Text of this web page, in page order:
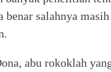
benar salahnya
abu rokoklah